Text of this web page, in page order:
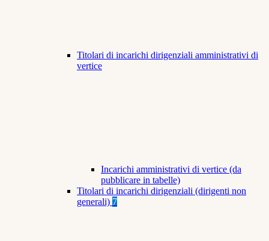
Titolari di incarichi dirigenziali amministrativi di
vertice
Incarichi amministrativi di vertice (da
pubblicare in tabelle)
Titolari di incarichi dirigenziali (dirigenti non
generali) 7